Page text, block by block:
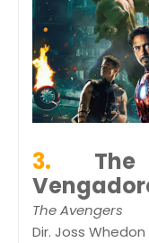
3. The
The Avengers
Dir. Joss Whedon